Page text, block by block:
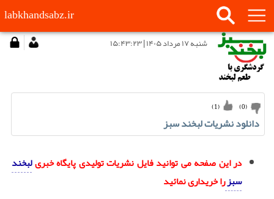
labkhandsabz.ir
شنبه ۱۷ مرداد ۱۴۰۵ | ۱۵:۴۳:۲۳
(
1
) (
0
)
دانلود نشریات لبخند سبز
در این صفحه می توانید فایل نشریات تولیدی پایگاه خبریلبخند
سبزرا خریداری نمائید